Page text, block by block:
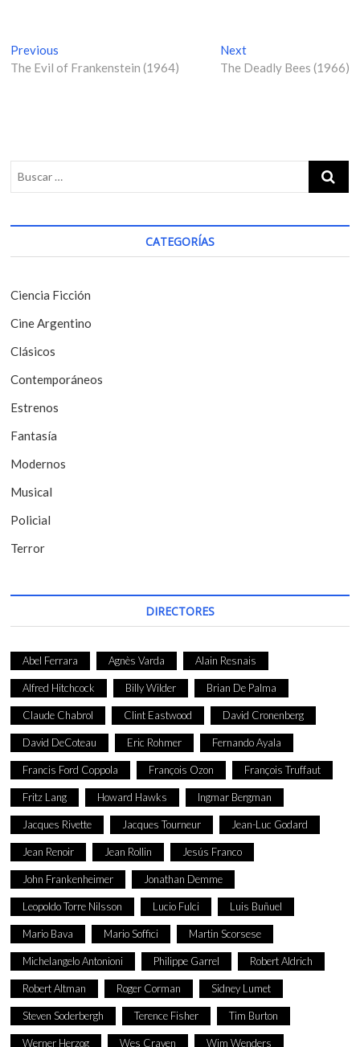
N
a
g
a
i
ó
n
e
e
n
t
r
a
d
a
s
Previous
r
p
s
:
The Evil of Frankenstein (1964)
NextN
e
:
The Deadly Bees (1966)
CATEGORÍAS
Ciencia Ficción
Cine Argentino
Clásicos
Contemporáneos
Estrenos
Fantasía
Modernos
Musical
Policial
Terror
DIRECTORES
Abel Ferrara Agnès Varda Alain Resnais
Alfred Hitchcock Billy Wilder Brian De Palma
Claude Chabrol Clint Eastwood David Cronenberg
David DeCoteau Eric Rohmer Fernando Ayala
Francis Ford Coppola François Ozon François Truffaut
Fritz Lang Howard Hawks Ingmar Bergman
Jacques Rivette Jacques Tourneur Jean-Luc Godard
Jean Renoir Jean Rollin Jesús Franco
John Frankenheimer Jonathan Demme
Leopoldo Torre Nilsson Lucio Fulci Luis Buñuel
Mario Bava Mario Soffici Martin Scorsese
Michelangelo Antonioni Philippe Garrel Robert Aldrich
Robert Altman Roger Corman Sidney Lumet
Steven Soderbergh Terence Fisher Tim Burton
Werner Herzog Wes Craven Wim Wenders